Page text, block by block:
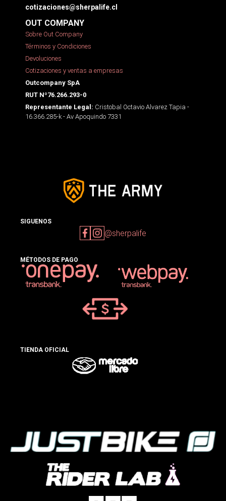
cotizaciones@sherpalife.cl
OUT COMPANY
Sobre Out Company
Términos y Condiciones
Devoluciones
Cotizaciones y ventas a empresas
Outcompany SpA
RUT Nº76.266.293-0
Representante Legal: Cristobal Octavio Alvarez Tapia -
16.366.285-k - Av Apoquindo 7331
SIGUENOS
@sherpalife
MÉTODOS DE PAGO
TIENDA OFICIAL